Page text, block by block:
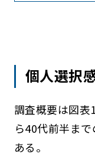
個人選択
調査概要は図
ら40代前半ま
ある。